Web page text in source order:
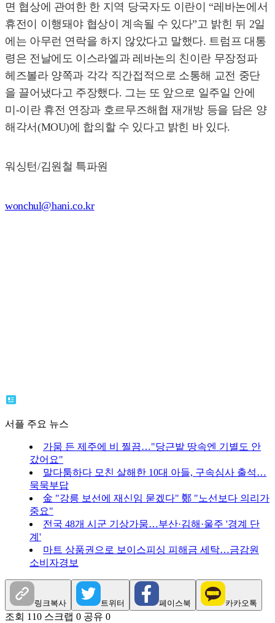
면 협상에 관여한 한 지역 당국자도 이란이 “레바논에서
휴전이 이행돼야 협상이 계속될 수 있다”고 밝힌 뒤 2일
에는 아무런 연락을 하지 않았다고 말했다. 트럼프 대통
령은 전날에도 이스라엘과 레바논의 친이란 무장정파
헤즈볼라 양쪽과 각각 직간접적으로 소통해 교전 중단
을 끌어냈다고 주장했다. 그는 또 앞으로 일주일 안에
미-이란 휴전 연장과 호르무즈해협 재개방 등을 담은 양
해각서(MOU)에 합의할 수 있다고 밝힌 바 있다.
워싱턴/김원철 특파원
wonchul@hani.co.kr
서플 주요 뉴스
가뭄 든 제주에 비 찔끔…"당근밭 땅속엔 기별도 안
갔어요"
말다툼하다 모친 살해한 10대 아들, 구속심사 출석…
묵묵부답
金 "강릉 보선에 재신임 묻겠다" 鄭 "노선보다 의리가
중요"
전국 48개 시군 기상가뭄…부산·김해·울주 '경계 단
계'
마트 상품권으로 보이스피싱 피해금 세탁…금감원
소비자경보
링크복사 트위터 페이스북 카카오톡
조회 110 스크랩 0 공유 0